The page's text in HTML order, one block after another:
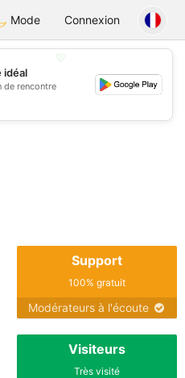
Mode Connexion
💕
idéal
de rencontre
Support
100% gratuit
Modérateurs à l'écoute
Visiteurs
Très visité